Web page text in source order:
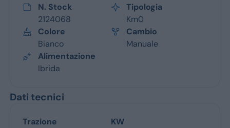
Opel
Vedi tutti i marchi
N. Stock
2124068
Tipologia
Km0
Colore
Bianco
Cambio
Manuale
Alimentazione
Ibrida
Dati tecnici
Trazione
KW